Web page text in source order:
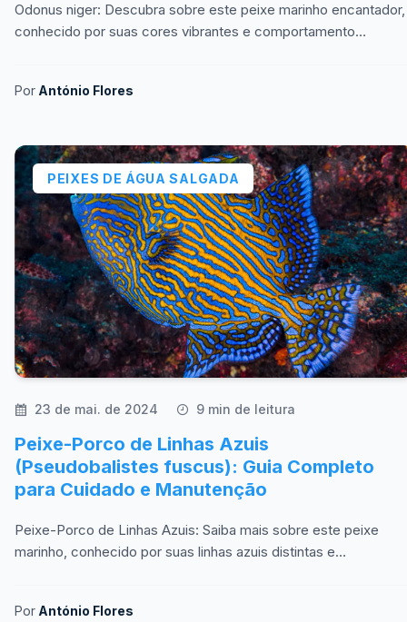
Odonus niger: Descubra sobre este peixe marinho encantador,
conhecido por suas cores vibrantes e comportamento
Por António Flores
PEIXES DE ÁGUA SALGADA
23 de mai. de 2024 9 min de leitura
Peixe-Porco de Linhas Azuis
(Pseudobalistes fuscus): Guia Completo
para Cuidado e Manutenção
Peixe-Porco de Linhas Azuis: Saiba mais sobre este peixe
marinho, conhecido por suas linhas azuis distintas e
Por António Flores